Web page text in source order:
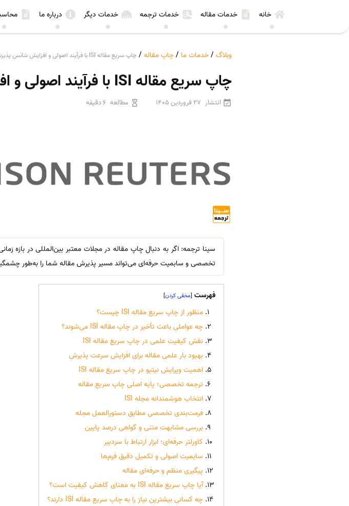
خانه خدمات مقاله خدمات ترجمه خدمات دیگر درباره ما
وبلاگ /خدمات ما /چاپ مقاله / چاپ سریع مقاله ISI با فرآیند اصولی و افزایش شانس پذیرش
چاپ سریع مقاله ISI با فرآیند اصولی و افزایش شانس پذیرش
انتشار 27 فروردین 1405 مطالعه 6 دقیقه
سینا ترجمه: اگر به دنبال چاپ مقاله در مجلات معتبر بین‌المللی در بازه
تخصصی و سابمیت حرفه‌ای می‌تواند مسیر پذیرش مقاله شما را به‌طور
فهرست [
]
منظور از چاپ سریع مقاله ISI چیست؟
چه عواملی باعث تأخیر در چاپ مقاله ISI می‌شوند؟
نقش کیفیت علمی در چاپ سریع مقاله ISI
بهبود بار علمی مقاله برای افزایش سرعت پذیرش
اهمیت ویرایش نیتیو در چاپ سریع مقاله ISI
ترجمه تخصصی؛ پایه اصلی چاپ سریع مقاله
انتخاب هوشمندانه مجله ISI
فرمت‌بندی تخصصی مطابق دستورالعمل مجله
بررسی مشابهت متنی و گواهی درصد پایین
کاورلتر حرفه‌ای؛ ابزار ارتباط با سردبیر
سابمیت اصولی و تکمیل دقیق فرم‌ها
پیگیری منظم و حرفه‌ای مقاله
آیا چاپ سریع مقاله ISI به معنای کاهش کیفیت است؟
چه کسانی بیشترین نیاز را به چاپ سریع مقاله ISI دارند؟